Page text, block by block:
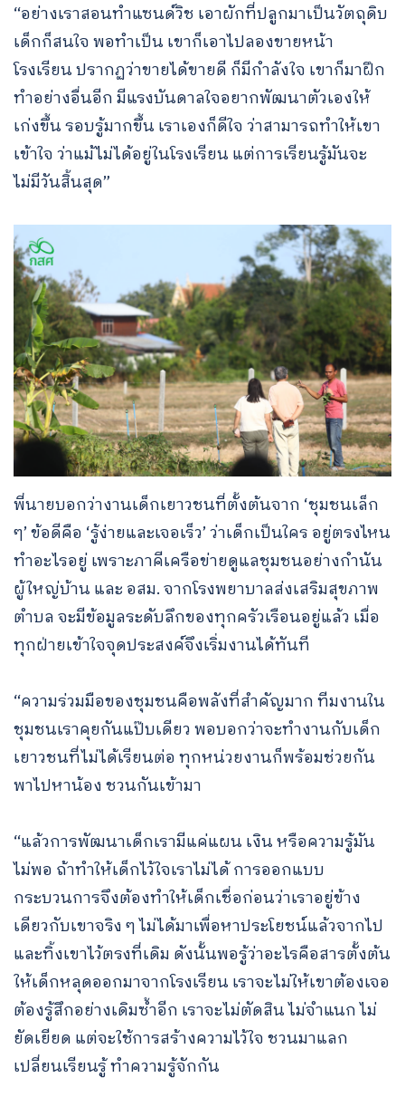
“อย่างเราสอนทำแซนด์วิช เอาผักที่ปลูกมาเป็นวัตถุดิบ
เด็กก็สนใจ พอทำเป็น เขาก็เอาไปลองขายหน้า
โรงเรียน ปรากฏว่าขายได้ขายดี ก็มีกำลังใจ เขาก็มาฝึก
ทำอย่างอื่นอีก มีแรงบันดาลใจอยากพัฒนาตัวเองให้
เก่งขึ้น รอบรู้มากขึ้น เราเองก็ดีใจ ว่าสามารถทำให้เขา
เข้าใจ ว่าแม้ไม่ได้อยู่ในโรงเรียน แต่การเรียนรู้มันจะ
ไม่มีวันสิ้นสุด”
พี่นายบอกว่างานเด็กเยาวชนที่ตั้งต้นจาก ‘ชุมชนเล็ก
ๆ’ ข้อดีคือ ‘รู้ง่ายและเจอเร็ว’ ว่าเด็กเป็นใคร อยู่ตรงไหน
ทำอะไรอยู่ เพราะภาคีเครือข่ายดูแลชุมชนอย่างกำนัน
ผู้ใหญ่บ้าน และ อสม. จากโรงพยาบาลส่งเสริมสุขภาพ
ตำบล จะมีข้อมูลระดับลึกของทุกครัวเรือนอยู่แล้ว เมื่อ
ทุกฝ่ายเข้าใจจุดประสงค์จึงเริ่มงานได้ทันที
“ความร่วมมือของชุมชนคือพลังที่สำคัญมาก ทีมงานใน
ชุมชนเราคุยกันแป๊บเดียว พอบอกว่าจะทำงานกับเด็ก
เยาวชนที่ไม่ได้เรียนต่อ ทุกหน่วยงานก็พร้อมช่วยกัน
พาไปหาน้อง ชวนกันเข้ามา
“แล้วการพัฒนาเด็กเรามีแค่แผน เงิน หรือความรู้มัน
ไม่พอ ถ้าทำให้เด็กไว้ใจเราไม่ได้ การออกแบบ
กระบวนการจึงต้องทำให้เด็กเชื่อก่อนว่าเราอยู่ข้าง
เดียวกับเขาจริง ๆ ไม่ได้มาเพื่อหาประโยชน์แล้วจากไป
และทิ้งเขาไว้ตรงที่เดิม ดังนั้นพอรู้ว่าอะไรคือสารตั้งต้น
ให้เด็กหลุดออกมาจากโรงเรียน เราจะไม่ให้เขาต้องเจอ
ต้องรู้สึกอย่างเดิมซ้ำอีก เราจะไม่ตัดสิน ไม่จำแนก ไม่
ยัดเยียด แต่จะใช้การสร้างความไว้ใจ ชวนมาแลก
เปลี่ยนเรียนรู้ ทำความรู้จักกัน